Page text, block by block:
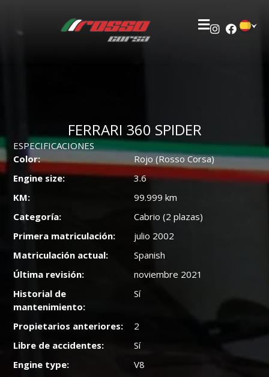
FERRARI 360 SPIDER
ESPECIFICACIONES
Color:
Rojo (Rosso Corsa)
Engine size:
3.6
KM:
99.999 km
Categoría:
Cabrio (2 plazas)
Primera matriculación:
julio 2002
Matriculación actual:
Spanish
Última revisión:
noviembre 2021
Historial de
mantenimiento:
Sí
Propietarios anteriores:
2
Libre de accidentes:
Sí
Engine type:
V8